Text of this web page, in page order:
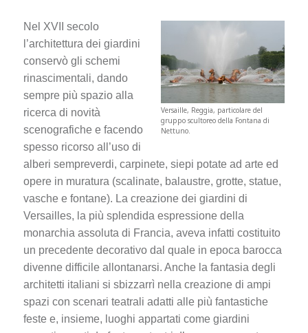
Versaille, Reggia, particolare del
gruppo scultoreo della Fontana di
Nettuno.
Nel XVII secolo
l’architettura dei giardini
conservò gli schemi
rinascimentali, dando
sempre più spazio alla
ricerca di novità
scenografiche e facendo
spesso ricorso all’uso di
alberi sempreverdi, carpinete, siepi potate ad arte ed
opere in muratura (scalinate, balaustre, grotte, statue,
vasche e fontane). La creazione dei giardini di
Versailles, la più splendida espressione della
monarchia assoluta di Francia, aveva infatti costituito
un precedente decorativo dal quale in epoca barocca
divenne difficile allontanarsi. Anche la fantasia degli
architetti italiani si sbizzarrì nella creazione di ampi
spazi con scenari teatrali adatti alle più fantastiche
feste e, insieme, luoghi appartati come giardini